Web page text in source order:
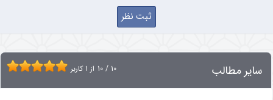
سایر مطالب 10 / 10 از 1 کاربر